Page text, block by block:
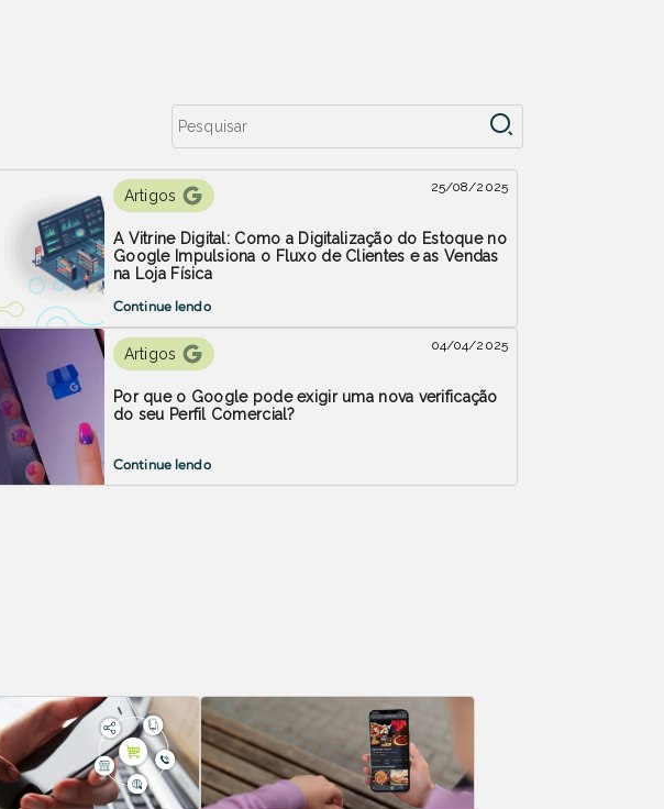
Artigos 25/08/2025
A Vitrine Digital: Como a Digitalização do Estoque no
Google Impulsiona o Fluxo de Clientes e as Vendas
na Loja Física
Continue lendo
Artigos 04/04/2025
Por que o Google pode exigir uma nova verificação
do seu Perfil Comercial?
Continue lendo